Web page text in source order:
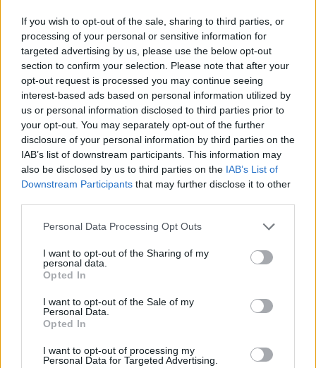
If you wish to opt-out of the sale, sharing to third parties, or
processing of your personal or sensitive information for
targeted advertising by us, please use the below opt-out
section to confirm your selection. Please note that after your
opt-out request is processed you may continue seeing
interest-based ads based on personal information utilized by
us or personal information disclosed to third parties prior to
your opt-out. You may separately opt-out of the further
disclosure of your personal information by third parties on the
IAB’s list of downstream participants. This information may
also be disclosed by us to third parties on the IAB’s List of
Downstream Participants that may further disclose it to other
Personal Data Processing Opt Outs
I want to opt-out of the Sharing of my
personal data.
Opted In
I want to opt-out of the Sale of my
Personal Data.
Opted In
I want to opt-out of processing my
Personal Data for Targeted Advertising.
sulmuesit shkëlqejnë me klubet
e tyre (STATISTIKAT)
Esim for Global
Esim for USA|Esim for Italy| Esim for Spain|Esim